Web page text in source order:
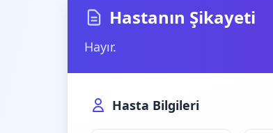
Hastanın Şikayeti
Hayır.
Hasta Bilgileri